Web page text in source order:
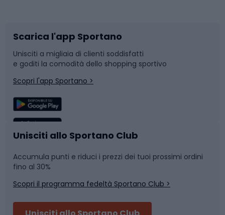
Bushcraft
Corsa
Sport di squadra
Caschi da ciclismo
Skitouring
Slitte e slittini
Snowboard
Camminata nordica
Nuoto
Pattinaggio
Scarica l'app Sportano
Unisciti a migliaia di clienti soddisfatti
e goditi la comodità dello shopping sportivo
Scopri l'app Sportano >
Unisciti allo Sportano Club
Accumula punti e riduci i prezzi dei tuoi prossimi ordini
fino al 30%
Scopri il programma fedeltà Sportano Club >